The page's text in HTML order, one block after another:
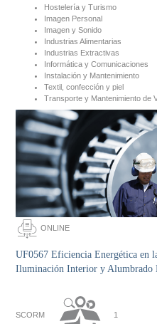
Hostelería y Turismo
Imagen Personal
Imagen y Sonido
Industrias Alimentarias
Industrias Extractivas
Informática y Comunicaciones
Instalación y Mantenimiento
Textil, confección y piel
Transporte y Mantenimiento de
ONLINE
UF0567 Eficiencia Energética en
Iluminación Interior y Alumbrado
SCORM 1